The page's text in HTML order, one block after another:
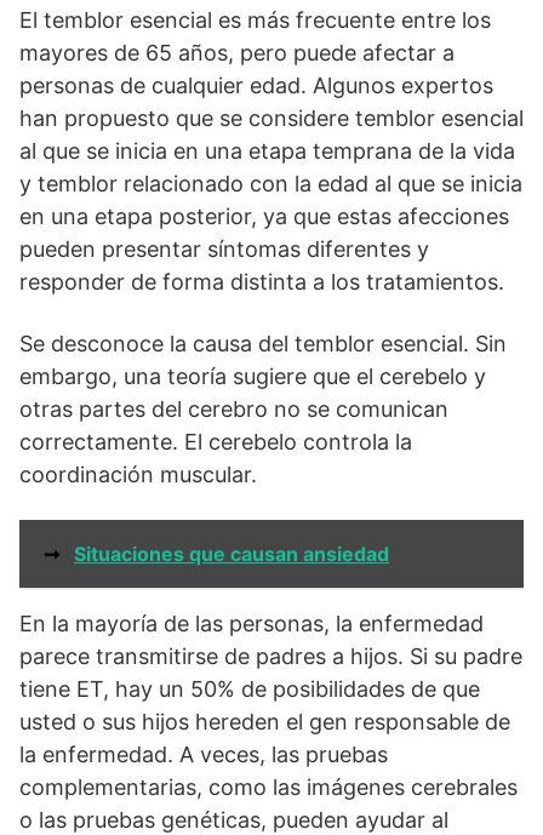
El temblor esencial es más frecuente entre los
mayores de 65 años, pero puede afectar a
personas de cualquier edad. Algunos expertos
han propuesto que se considere temblor esencial
al que se inicia en una etapa temprana de la vida
y temblor relacionado con la edad al que se inicia
en una etapa posterior, ya que estas afecciones
pueden presentar síntomas diferentes y
responder de forma distinta a los tratamientos.
Se desconoce la causa del temblor esencial. Sin
embargo, una teoría sugiere que el cerebelo y
otras partes del cerebro no se comunican
correctamente. El cerebelo controla la
coordinación muscular.
➞ Situaciones que causan ansiedad
En la mayoría de las personas, la enfermedad
parece transmitirse de padres a hijos. Si su padre
tiene ET, hay un 50% de posibilidades de que
usted o sus hijos hereden el gen responsable de
la enfermedad. A veces, las pruebas
complementarias, como las imágenes cerebrales
o las pruebas genéticas, pueden ayudar al